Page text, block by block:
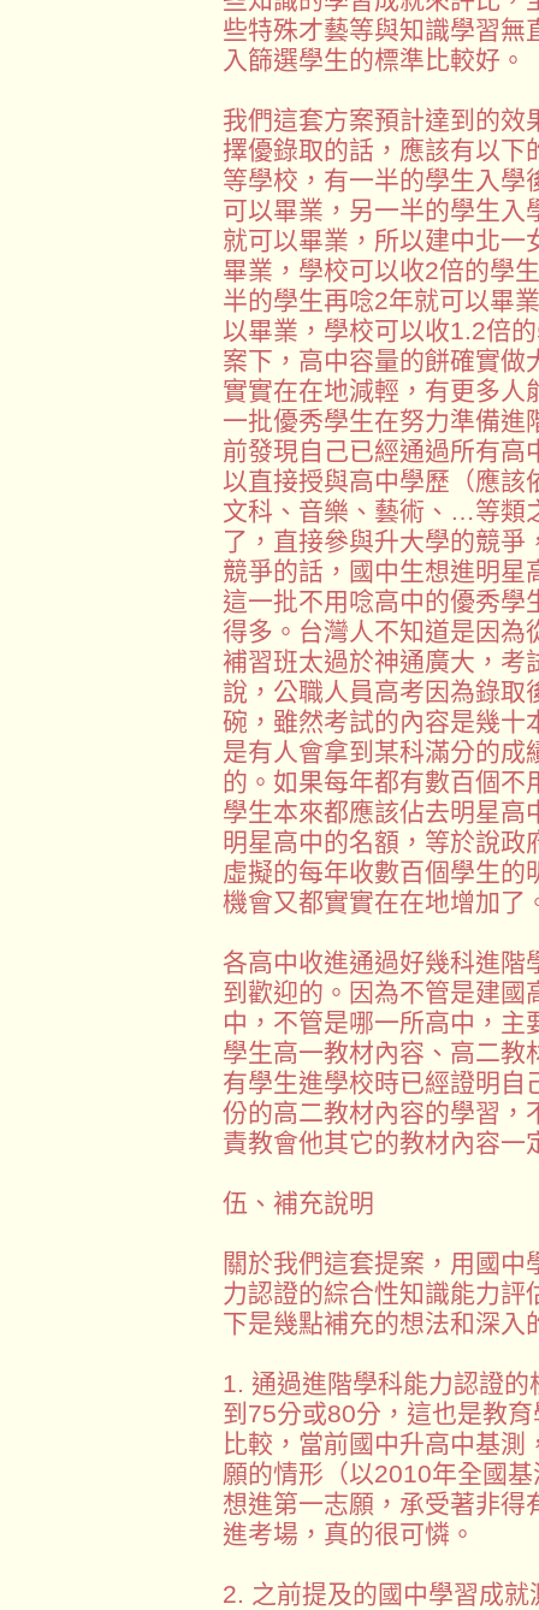
些特殊才藝等與知識學習無
入篩選學生的標準比較好。
我們這套方案預計達到的效
擇優錄取的話，應該有以下
等學校，有一半的學生入學
可以畢業，另一半的學生入
就可以畢業，所以建中北一
畢業，學校可以收2倍的學
半的學生再唸2年就可以畢
以畢業，學校可以收1.2倍
案下，高中容量的餅確實做
實實在在地減輕，有更多人
一批優秀學生在努力準備進
前發現自己已經通過所有高
以直接授與高中學歷（應該
文科、音樂、藝術、…等類
了，直接參與升大學的競爭
競爭的話，國中生想進明星
這一批不用唸高中的優秀學
得多。台灣人不知道是因為
補習班太過於神通廣大，考
說，公職人員高考因為錄取
碗，雖然考試的內容是幾十
是有人會拿到某科滿分的成
的。如果每年都有數百個不
學生本來都應該佔去明星高
明星高中的名額，等於說
虛擬的每年收數百個學生的
機會又都實實在在地增加了
各高中收進通過好幾科進階
到歡迎的。因為不管是建國
中，不管是哪一所高中，主
學生高一教材內容、高二教
有學生進學校時已經證明自
份的高二教材內容的學習，
責教會他其它的教材內容一
伍、補充說明
關於我們這套提案，用國
力認證的綜合性知識能力評
下是幾點補充的想法和深入
1. 通過進階學科能力認證
到75分或80分，這也是教
比較，當前國中升高中基
願的情形（以2010年全國
想進第一志願，承受著非得
進考場，真的很可憐。
2. 之前提及的國中學習成